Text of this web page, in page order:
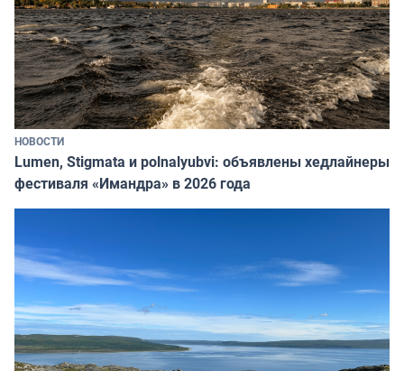
НОВОСТИ
Lumen, Stigmata и polnalyubvi: объявлены хедлайнеры
фестиваля «Имандра» в 2026 года